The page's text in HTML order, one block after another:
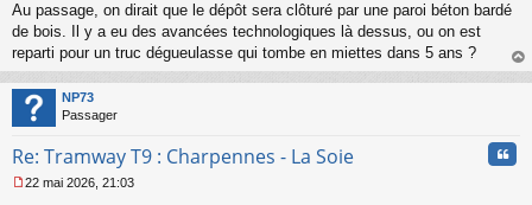
u
Au passage, on dirait que le dépôt sera clôturé par une paroi béton bardé
de bois. Il y a eu des avancées technologiques là dessus, ou on est
reparti pour un truc dégueulasse qui tombe en miettes dans 5 ans ?
au
NP73
Passager
Re: Tramway T9 : Charpennes - La Soie
22 mai 2026, 21:03